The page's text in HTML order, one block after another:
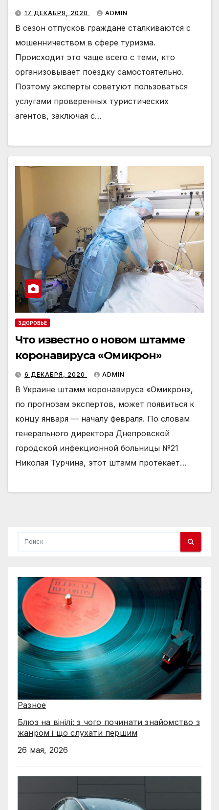
17 ДЕКАБРЯ, 2020 ADMIN
В сезон отпусков граждане сталкиваются с
мошенничеством в сфере туризма.
Происходит это чаще всего с теми, кто
организовывает поездку самостоятельно.
Поэтому эксперты советуют пользоваться
услугами проверенных туристических
агентов, заключая с…
ЗДОРОВЬЕ
Что известно о новом штамме
коронавируса «Омикрон»
6 ДЕКАБРЯ, 2020 ADMIN
В Украине штамм коронавируса «Омикрон»,
по прогнозам экспертов, может появиться к
концу января — началу февраля. По словам
генерального директора Днепровской
городской инфекционной больницы №21
Николая Турчина, этот штамм протекает…
Разное
Блюз на вінілі: з чого починати знайомство з
жанром і що слухати першим
26 мая, 2026